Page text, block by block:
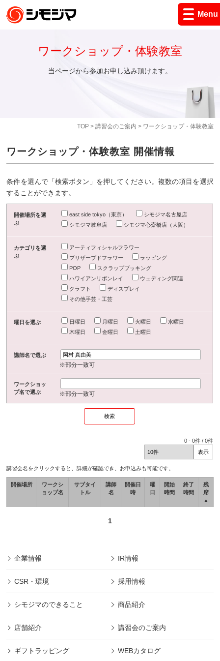
Menu
TOP> 講習会のご案内 > ワークショップ・体験教室
ワークショップ・体験教室
当ページから参加お申し込み頂けます。
ワークショップ・体験教室 開催情報
条件を選んで「検索ボタン」を押してください。複数の項目を選択
することができます。
開催場所を選
ぶ
east side tokyo（東京）
シモジマ名古屋店
シモジマ岐阜店
シモジマ心斎橋店（大阪）
カテゴリを選
ぶ
アーティフィシャルフラワー
プリザーブドフラワー
ラッピング
POP
スクラップブッキング
ハワイアンリボンレイ
ウェディング関連
クラフト
ディスプレイ
その他手芸・工芸
曜日を選ぶ 日曜日 月曜日 火曜日
水曜日
木曜日
金曜日 土曜日
講師名で選ぶ
※部分一致可
ワークショッ
プ名で選ぶ
※部分一致可
0 -0件 /0件
講習会名をクリックすると、詳細が確認でき、お申込みも可能です。
開催場所
ワークシ
ョップ名
サブタイ
トル
講師
名
開催日
時
曜
日
開始
時間
終了
時間
残
席
▲
1
企業情報 IR情報
CSR・環境 採用情報
シモジマのできること 商品紹介
店舗紹介 講習会のご案内
ギフトラッピング WEBカタログ